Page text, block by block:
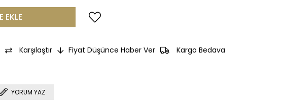
Karşılaştır Fiyat Düşünce Haber Ver Kargo Bedava
YORUM YAZ